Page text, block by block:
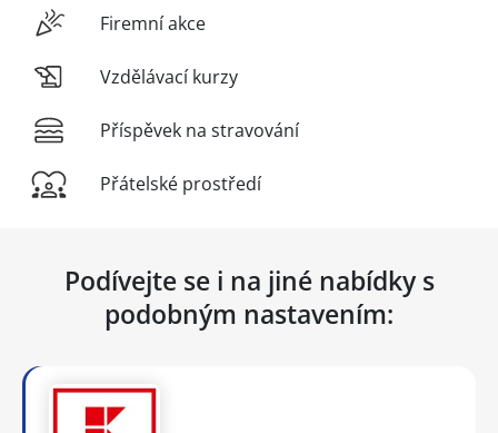
Firemní akce
Vzdělávací kurzy
Příspěvek na stravování
Přátelské prostředí
Podívejte se i na jiné nabídky s
podobným nastavením: